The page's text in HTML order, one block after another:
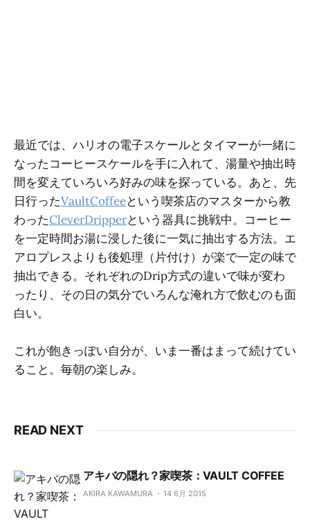
最近では、ハリオの電子スケールとタイマーが一緒に
なったコーヒースケールを手に入れて、湯量や抽出時
間を変えていろいろ好みの味を探っている。あと、先
日行ったVaultCoffeeという喫茶店のマスターから教
わったCleverDripperという器具に挑戦中。コーヒー
を一定時間お湯に浸した後に一気に抽出する方法。エ
アロプレスよりも後処理（片付け）が楽で一定の味で
抽出できる。それぞれのDrip方式の違いで味が変わ
ったり、その日の気分でいろんな淹れ方で飲むのも面
白い。
これが飽きっぽい自分が、いま一番はまって続けてい
ること。毎朝の楽しみ。
READ NEXT
アキバの隠れ？家喫茶：VAULT COFFEE
AKIRA KAWAMURA 14 6月 2015